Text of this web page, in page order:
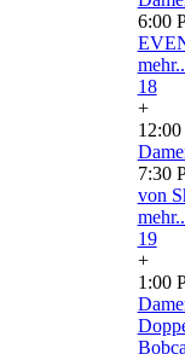
6:00
18
+
7:30
von
19
+
1:00